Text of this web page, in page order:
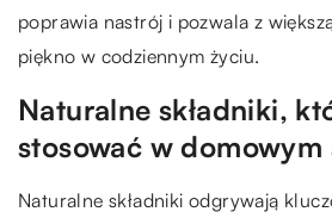
poprawia nastrój i pozwala z
piękno w codziennym życiu.
Naturalne składniki,
stosować w domowym
Naturalne składniki odgrywają